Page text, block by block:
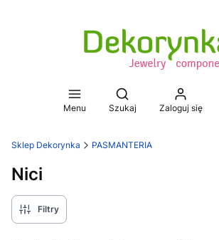
Menu
Otwórz wyszukiwarkę
Szukaj Zaloguj się
Sklep Dekorynka PASMANTERIA
Nici
Filtry